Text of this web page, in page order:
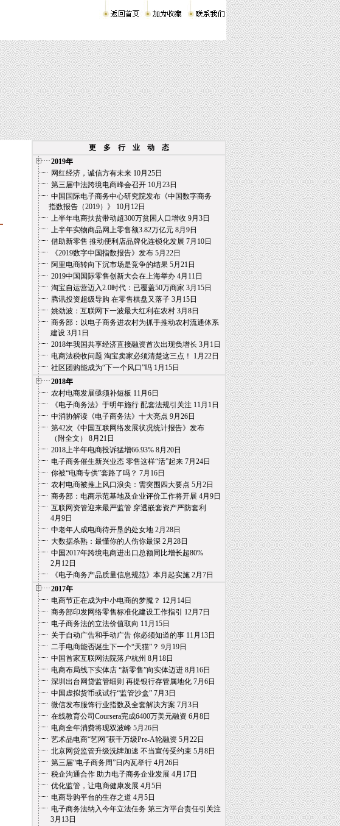
更 多 行 业 动 态
2019年
网红经济，诚信方有未来 10月25日
第三届中法跨境电商峰会召开 10月23日
中国国际电子商务中心研究院发布《中国数字商务
指数报告（2019）》 10月12日
上半年电商扶贫带动超300万贫困人口增收 9月3日
上半年实物商品网上零售额3.82万亿元 8月9日
借助新零售 推动便利店品牌化连锁化发展 7月10日
《2019数字中国指数报告》发布 5月22日
阿里电商转向下沉市场是竞争的结果 5月21日
2019中国国际零售创新大会在上海举办 4月11日
淘宝自运营迈入2.0时代：已覆盖50万商家 3月15日
腾讯投资超级导购 在零售棋盘又落子 3月15日
姚劲波：互联网下一波最大红利在农村 3月8日
商务部：以电子商务进农村为抓手推动农村流通体系
建设 3月1日
2018年我国共享经济直接融资首次出现负增长 3月1日
电商法税收问题 淘宝卖家必须清楚这三点！ 1月22日
社区团购能成为“下一个风口”吗 1月15日
2018年
农村电商发展亟须补短板 11月6日
《电子商务法》于明年施行 配套法规引关注 11月1日
中消协解读《电子商务法》十大亮点 9月26日
第42次《中国互联网络发展状况统计报告》发布
（附全文） 8月21日
2018上半年电商投诉猛增66.93% 8月20日
电子商务催生新兴业态 零售这样“活”起来 7月24日
你被“电商专供”套路了吗？ 7月16日
农村电商被推上风口浪尖：需突围四大要点 5月2日
商务部：电商示范基地及企业评价工作将开展 4月9日
互联网资管迎来最严监管 穿透嵌套资产严防套利
4月9日
中老年人成电商待开垦的处女地 2月28日
大数据杀熟：最懂你的人伤你最深 2月28日
中国2017年跨境电商进出口总额同比增长超80%
2月12日
《电子商务产品质量信息规范》本月起实施 2月7日
2017年
电商节正在成为中小电商的梦魇？ 12月14日
商务部印发网络零售标准化建设工作指引 12月7日
电子商务法的立法价值取向 11月15日
关于自动广告和手动广告 你必须知道的事 11月13日
二手电商能否诞生下一个“天猫”？ 9月19日
中国首家互联网法院落户杭州 8月18日
电商布局线下实体店 “新零售”向实体迈进 8月16日
深圳出台网贷监管细则 再提银行存管属地化 7月6日
中国虚拟货币或试行“监管沙盒” 7月3日
微信发布服饰行业指数及全套解决方案 7月3日
在线教育公司Coursera完成6400万美元融资 6月8日
电商全年消费将现双波峰 5月26日
艺术品电商“艺网”获千万级Pre-A轮融资 5月22日
北京网贷监管升级洗牌加速 不当宣传受约束 5月8日
第三届“电子商务周”日内瓦举行 4月26日
税企沟通合作 助力电子商务企业发展 4月17日
优化监管，让电商健康发展 4月5日
电商导购平台的生存之道 4月5日
电子商务法纳入今年立法任务 第三方平台责任引关注
3月13日